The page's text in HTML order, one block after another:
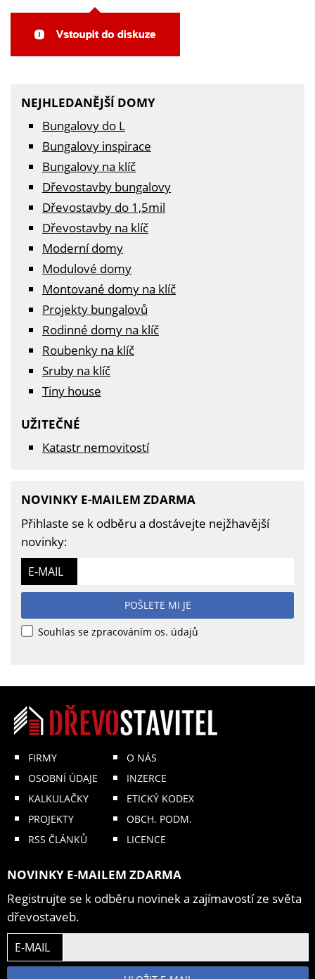
NEJHLEDANĚJŠÍ DOMY
Bungalovy do L
Bungalovy inspirace
Bungalovy na klíč
Dřevostavby bungalovy
Dřevostavby do 1,5mil
Dřevostavby na klíč
Moderní domy
Modulové domy
Montované domy na klíč
Projekty bungalovů
Rodinné domy na klíč
Roubenky na klíč
Sruby na klíč
Tiny house
UŽITEČNÉ
Katastr nemovitostí
NOVINKY E-MAILEM ZDARMA
Přihlaste se k odběru a dostávejte nejžhavější
novinky:
E-MAIL
POŠLETE MI JE
Souhlas se zpracováním os. údajů
FIRMY
OSOBNÍ ÚDAJE
KALKULAČKY
PROJEKTY
RSS ČLÁNKŮ
O NÁS
INZERCE
ETICKÝ KODEX
OBCH. PODM.
LICENCE
NOVINKY E-MAILEM ZDARMA
Registrujte se k odběru novinek a zajímavostí ze světa
dřevostaveb.
E-MAIL